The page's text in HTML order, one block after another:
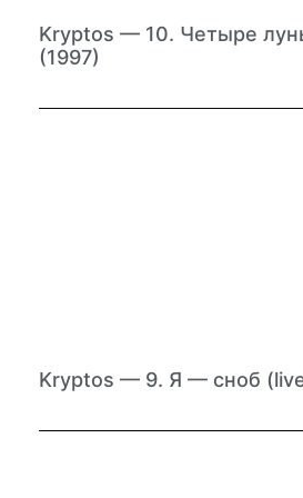
Kryptos — 10. Четыре
(1997)
Kryptos — 9. Я — сноб